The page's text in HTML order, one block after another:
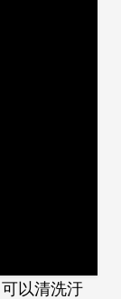
以清洗汙